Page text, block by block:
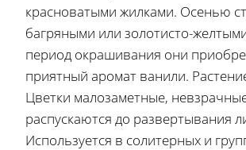
красноватыми жилками. Осенью
багряными или золотисто-
период окрашивания они
приятный аромат ванили.
Цветки малозаметные,
распускаются до развертывания
Используется в солитерных и